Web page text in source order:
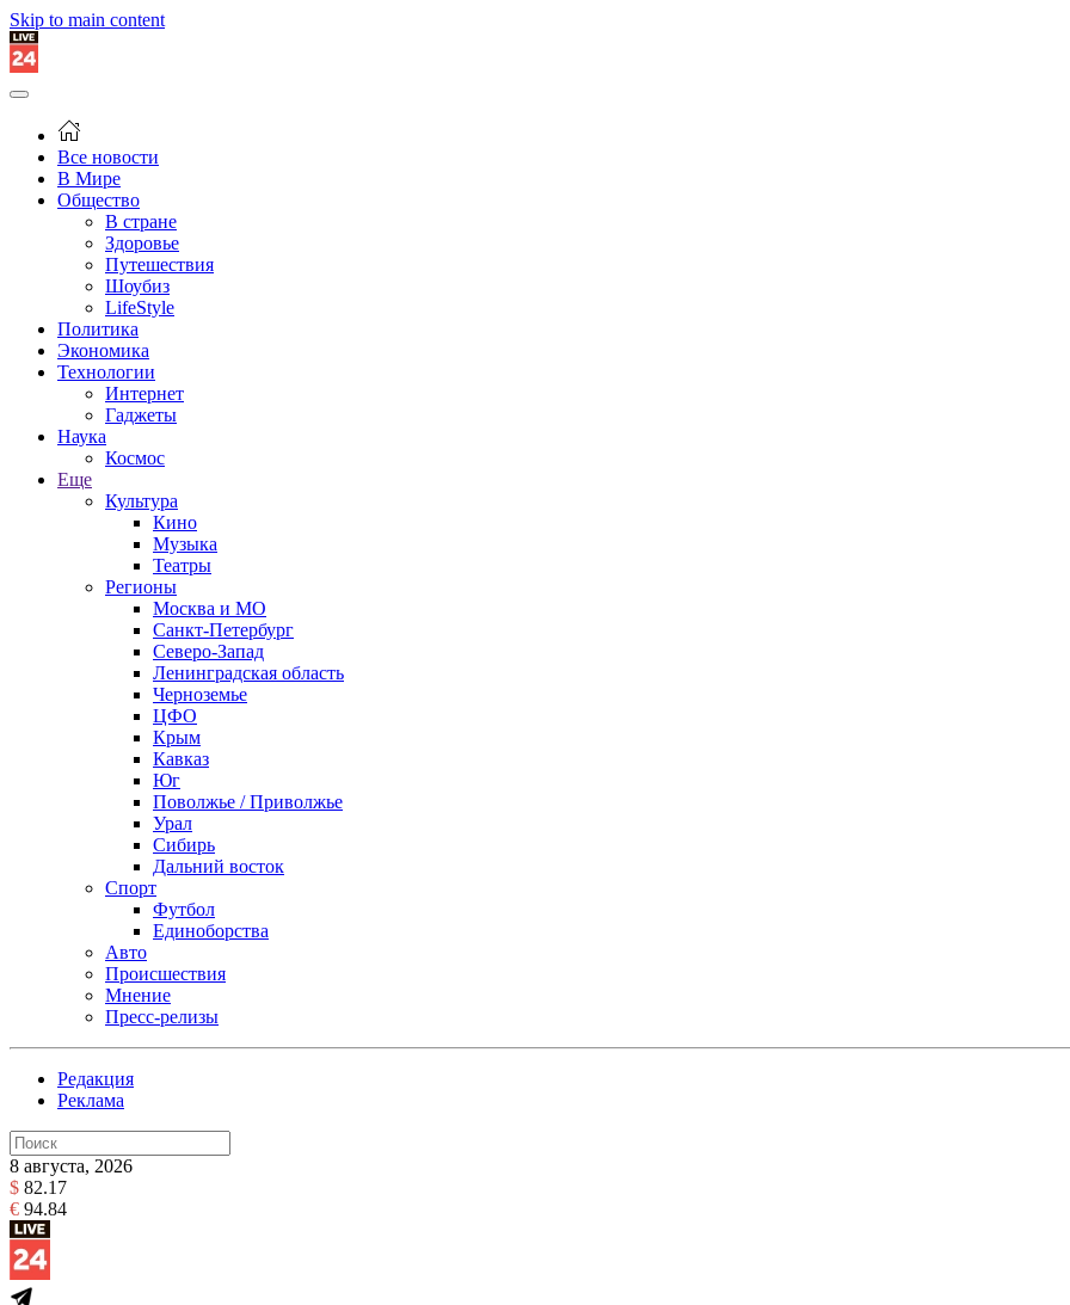
Skip to main content
Все новости
В Мире
Общество
В стране
Здоровье
Путешествия
Шоубиз
LifeStyle
Политика
Экономика
Технологии
Интернет
Гаджеты
Наука
Космос
Еще
Культура
Кино
Музыка
Театры
Регионы
Москва и МО
Санкт-Петербург
Северо-Запад
Ленинградская область
Черноземье
ЦФО
Крым
Кавказ
Юг
Поволжье / Приволжье
Урал
Сибирь
Дальний восток
Спорт
Футбол
Единоборства
Авто
Происшествия
Мнение
Пресс-релизы
Редакция
Реклама
8 августа, 2026
$ 82.17
€ 94.84